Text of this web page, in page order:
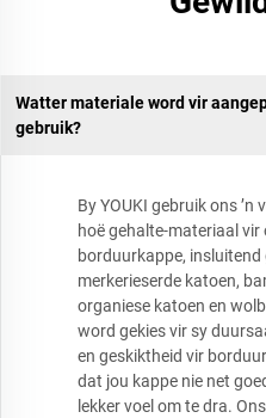
Watter materiale word vir
gebruik?
By YOUKI gebruik ons ’n
hoë gehalte-materiaal
borduurkappe, insluitend
merkerieserde katoen,
organiese katoen en
word gekies vir sy
en geskiktheid vir
dat jou kappe nie net
lekker voel om te dra.